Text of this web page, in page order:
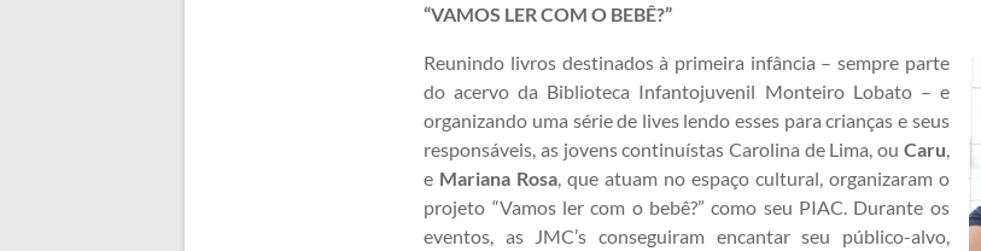
“VAMOS LER COM O BEBÊ?”
Reunindo livros destinados à primeira infância – sempre parte
do acervo da Biblioteca Infantojuvenil Monteiro Lobato – e
organizando uma série de lives lendo esses para crianças e seus
responsáveis, as jovens continuístas Carolina de Lima, ou Caru
e Mariana Rosa , que atuam no espaço cultural, organizaram o
projeto “Vamos ler com o bebê?” como seu PIAC. Durante os
eventos, as JMC’s conseguiram encantar seu público-alvo,